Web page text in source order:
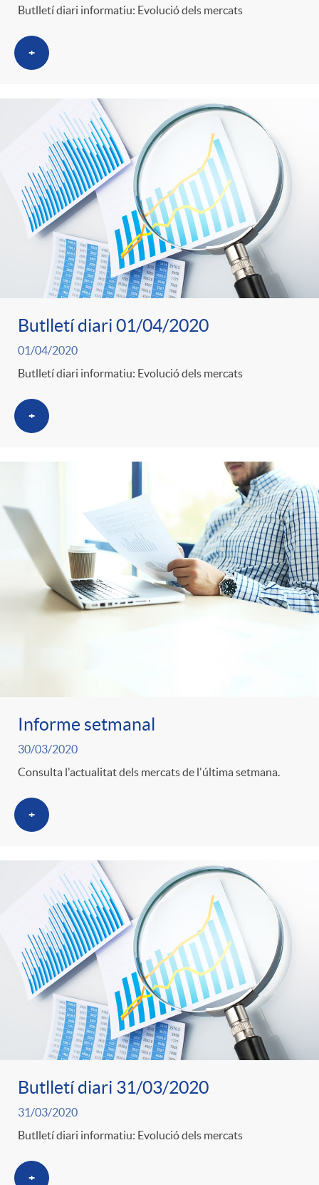
Butlletí diari informatiu: Evolució dels mercats
+
Butlletí diari 01/04/2020
01/04/2020
Butlletí diari informatiu: Evolució dels mercats
+
Informe setmanal
30/03/2020
Consulta l'actualitat dels mercats de l'última setmana.
+
Butlletí diari 31/03/2020
31/03/2020
Butlletí diari informatiu: Evolució dels mercats
+